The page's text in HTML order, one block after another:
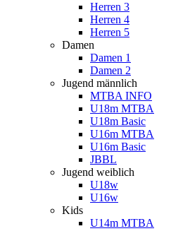
Herren 3
Herren 4
Herren 5
Damen
Damen 1
Damen 2
Jugend männlich
MTBA INFO
U18m MTBA
U18m Basic
U16m MTBA
U16m Basic
JBBL
Jugend weiblich
U18w
U16w
Kids
U14m MTBA